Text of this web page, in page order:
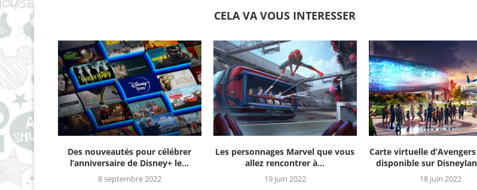
CELA VA VOUS INTERESSER
Des nouveautés pour célébrer
l’anniversaire de Disney+ le...
8 septembre 2022
Les personnages Marvel que vous
allez rencontrer à...
19 juin 2022
Carte virtuelle
disponible sur
18 juin 2022